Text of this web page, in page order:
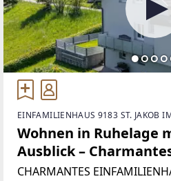
EINFAMILIENHAUS 9183 ST. JAKOB
Wohnen in Ruhelage
Ausblick –
in Frießnitz bei St.
CHARMANTES